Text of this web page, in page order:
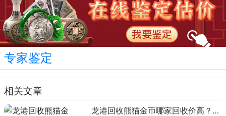
专家鉴定
相关文章
龙港回收熊猫金币哪家回收价高？本地榜单